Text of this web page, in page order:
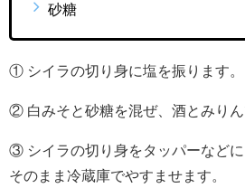
砂糖
① シイラの切り身に塩を振ります。
② 白みそと砂糖を混ぜ、酒とみりん
③ シイラの切り身をタッパーなど
そのまま冷蔵庫でやすませます。